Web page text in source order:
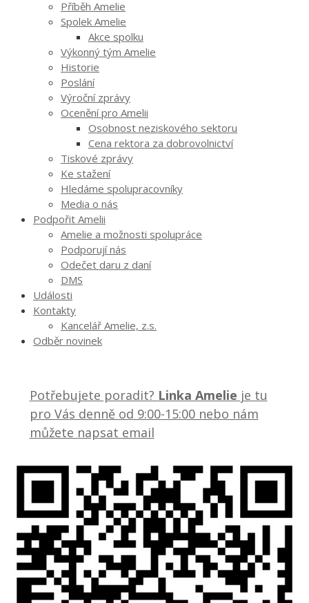
Příběh Amelie
Spolek Amelie
Akce spolku
Výkonný tým Amelie
Historie
Poslání
Výroční zprávy
Ocenění pro Amelii
Osobnost neziskového sektoru
Cena rektora za dobrovolnictví
Tiskové zprávy
Ke stažení
Hledáme spolupracovníky
Media o nás
Podpořit Amelii
Amelie a možnosti spolupráce
Podporují nás
Odečet daru z daní
DMS
Události
Kontakty
Kancelář Amelie, z.s.
Odběr novinek
Potřebujete poradit? Linka Amelie je tu
pro Vás denně od 9:00-15:00 nebo nám
můžete napsat email